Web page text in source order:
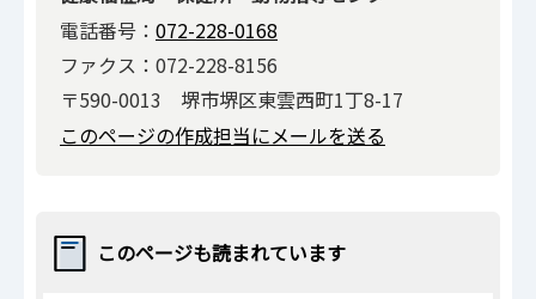
電話番号： 072-228-0168
ファクス：072-228-8156
〒590-0013 堺市堺区東雲西町1丁8-17
このページの作成担当にメールを送る
このページも読まれています